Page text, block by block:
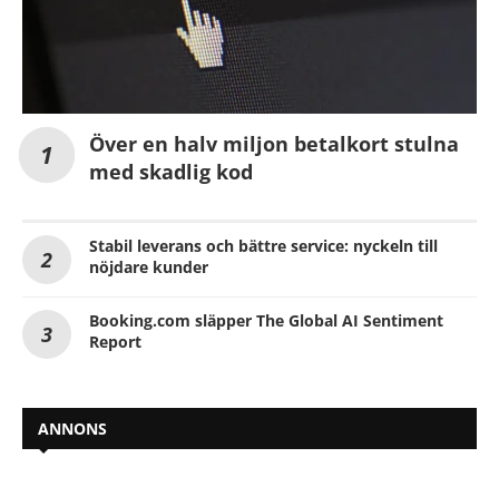
Över en halv miljon betalkort stulna
med skadlig kod
Stabil leverans och bättre service: nyckeln till
nöjdare kunder
Booking.com släpper The Global AI Sentiment
Report
ANNONS